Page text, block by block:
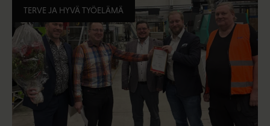
TERVE JA HYVÄ TYÖELÄMÄ